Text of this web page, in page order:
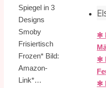
Spiegel in 3
Designs
Smoby
Frisiertisch
Frozen* Bild:
Amazon-
Link*…
✻
✻
✻